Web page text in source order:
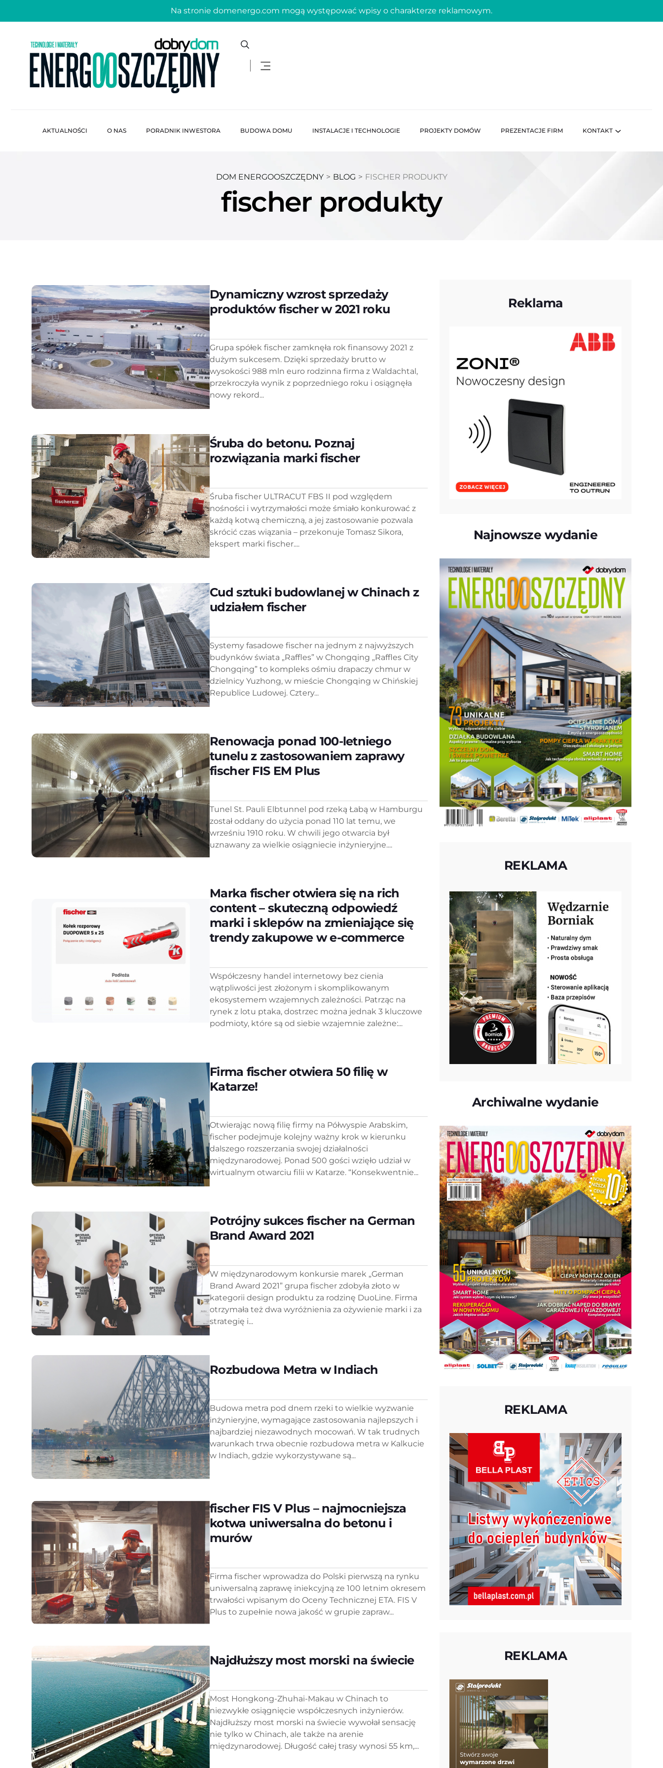
Na stronie domenergo.com mogą występować wpisy o charakterze reklamowym.
AKTUALNOŚCI O NAS PORADNIK INWESTORA BUDOWA DOMU INSTALACJE I TECHNOLOGIE PROJEKTY DOMÓW PREZENTACJE FIRM KONTAKT
DOM ENERGOOSZCZĘDNY > BLOG > FISCHER PRODUKTY
fischer produkty
Dynamiczny wzrost sprzedaży
produktów fischer w 2021 roku
Grupa spółek fischer zamknęła rok finansowy 2021 z
dużym sukcesem. Dzięki sprzedaży brutto w
wysokości 988 mln euro rodzinna firma z Waldachtal,
przekroczyła wynik z poprzedniego roku i osiągnęła
nowy rekord...
Śruba do betonu. Poznaj
rozwiązania marki fischer
Śruba fischer ULTRACUT FBS II pod względem
nośności i wytrzymałości może śmiało konkurować z
każdą kotwą chemiczną, a jej zastosowanie pozwala
skrócić czas wiązania – przekonuje Tomasz Sikora,
ekspert marki fischer....
Cud sztuki budowlanej w Chinach z
udziałem fischer
Systemy fasadowe fischer na jednym z najwyższych
budynków świata „Raffles” w Chongqing „Raffles City
Chongqing” to kompleks ośmiu drapaczy chmur w
dzielnicy Yuzhong, w mieście Chongqing w Chińskiej
Republice Ludowej. Cztery...
Renowacja ponad 100-letniego
tunelu z zastosowaniem zaprawy
fischer FIS EM Plus
Tunel St. Pauli Elbtunnel pod rzeką Łabą w Hamburgu
został oddany do użycia ponad 110 lat temu, we
wrześniu 1910 roku. W chwili jego otwarcia był
uznawany za wielkie osiągniecie inżynieryjne....
Marka fischer otwiera się na rich
content – skuteczną odpowiedź
marki i sklepów na zmieniające się
trendy zakupowe w e-commerce
Współczesny handel internetowy bez cienia
wątpliwości jest złożonym i skomplikowanym
ekosystemem wzajemnych zależności. Patrząc na
rynek z lotu ptaka, dostrzec można jednak 3 kluczowe
podmioty, które są od siebie wzajemnie zależne:...
Firma fischer otwiera 50 filię w
Katarze!
Otwierając nową filię firmy na Półwyspie Arabskim,
fischer podejmuje kolejny ważny krok w kierunku
dalszego rozszerzania swojej działalności
międzynarodowej. Ponad 500 gości wzięło udział w
wirtualnym otwarciu filii w Katarze. “Konsekwentnie...
Potrójny sukces fischer na German
Brand Award 2021
W międzynarodowym konkursie marek „German
Brand Award 2021” grupa fischer zdobyła złoto w
kategorii design produktu za rodzinę DuoLine. Firma
otrzymała też dwa wyróżnienia za ożywienie marki i za
strategię i...
Rozbudowa Metra w Indiach
Budowa metra pod dnem rzeki to wielkie wyzwanie
inżynieryjne, wymagające zastosowania najlepszych i
najbardziej niezawodnych mocowań. W tak trudnych
warunkach trwa obecnie rozbudowa metra w Kalkucie
w Indiach, gdzie wykorzystywane są...
fischer FIS V Plus – najmocniejsza
kotwa uniwersalna do betonu i
murów
Firma fischer wprowadza do Polski pierwszą na rynku
uniwersalną zaprawę iniekcyjną ze 100 letnim okresem
trwałości wpisanym do Oceny Technicznej ETA. FIS V
Plus to zupełnie nowa jakość w grupie zapraw...
Najdłuższy most morski na świecie
Most Hongkong-Zhuhai-Makau w Chinach to
niezwykłe osiągnięcie współczesnych inżynierów.
Najdłuższy most morski na świecie wywołał sensację
nie tylko w Chinach, ale także na arenie
międzynarodowej. Długość całej trasy wynosi 55 km,...
Reklama
Najnowsze wydanie
REKLAMA
Archiwalne wydanie
REKLAMA
REKLAMA